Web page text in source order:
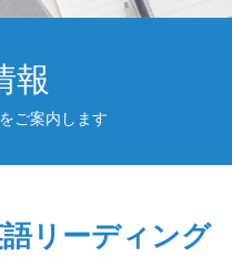
報
ご案内します
リーディング